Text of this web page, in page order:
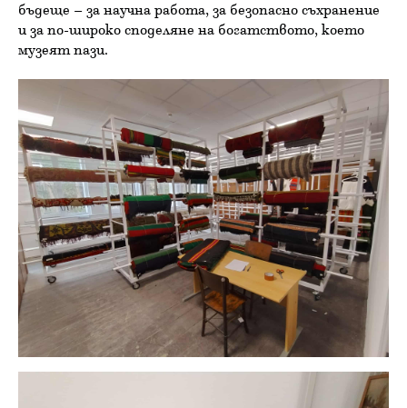
бъдеще – за научна работа, за безопасно съхранение
и за по-широко споделяне на богатството, което
музеят пази.